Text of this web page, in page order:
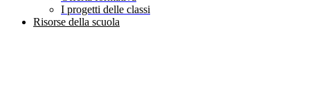
I progetti delle classi
Risorse della scuola